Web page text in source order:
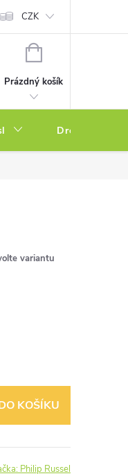
Soubory cookies
CZK
NÁKUPNÍ
Prázdný košík
Drogerie
variantu
KOŠÍKU
Philip Russel